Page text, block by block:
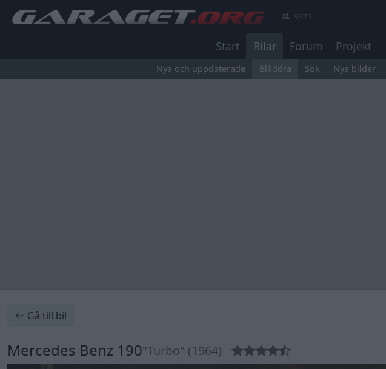
9375
Start Bilar Forum Projekt
Nya och uppdaterade Bläddra Sök Nya bilder
Gå till bil
Mercedes Benz 190"Turbo" (1964)